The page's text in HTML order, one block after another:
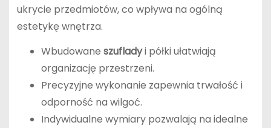
ukrycie przedmiotów, co wpływa na ogólną
estetykę wnętrza.
Wbudowane szufladyi półki ułatwiają
organizację przestrzeni.
Precyzyjne wykonanie zapewnia trwałość i
odporność na wilgoć.
Indywidualne wymiary pozwalają na idealne